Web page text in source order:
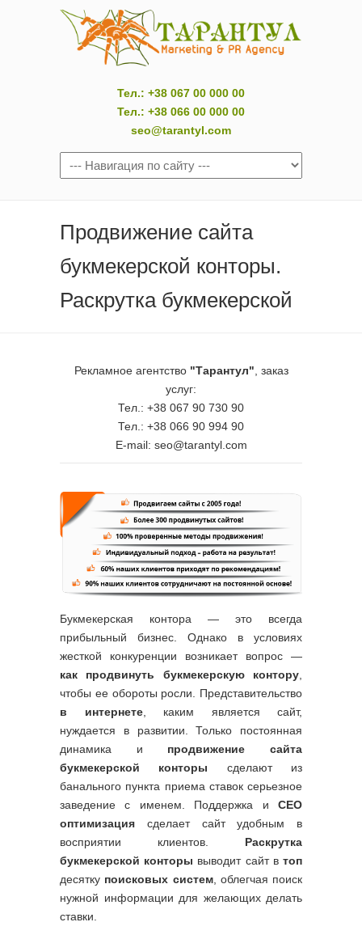
Тел.: +38 067 00 000 00
Тел.: +38 066 00 000 00
seo@tarantyl.com
Продвижение сайта
букмекерской конторы.
Раскрутка букмекерской
Рекламное агентство "Тарантул" , заказ
услуг:
Тел.: +38 067 90 730 90
Тел.: +38 066 90 994 90
E-mail: seo@tarantyl.com
Букмекерская контора — это всегда
прибыльный бизнес. Однако в условиях
жесткой конкуренции возникает вопрос —
как продвинуть
букмекерскую контору
чтобы ее обороты росли. Представительство
в интернете, каким является сайт,
нуждается в развитии. Только постоянная
динамика и продвижение сайта
букмекерской конторы сделают из
банального пункта приема ставок серьезное
заведение с именем. Поддержка и СЕО
оптимизация сделает сайт удобным в
восприятии клиентов. Раскрутка
букмекерской конторы выводит сайт втоп
десятку поисковых систем, облегчая поиск
нужной информации для желающих делать
ставки.